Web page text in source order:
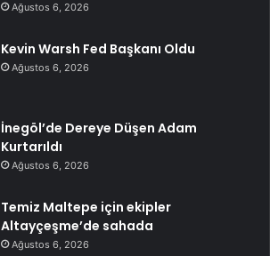
Ağustos 6, 2026
Kevin Warsh Fed Başkanı Oldu
Ağustos 6, 2026
İnegöl’de Dereye Düşen Adam
Kurtarıldı
Ağustos 6, 2026
Temiz Maltepe için ekipler
Altayçeşme’de sahada
Ağustos 6, 2026